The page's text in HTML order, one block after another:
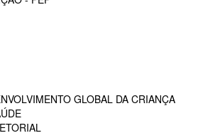
GLOBAL DA CRIANÇA